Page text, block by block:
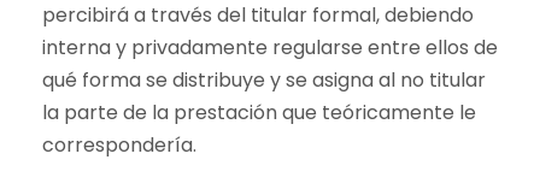
percibirá a través del titular formal, debiendo
interna y privadamente regularse entre ellos de
qué forma se distribuye y se asigna al no titular
la parte de la prestación que teóricamente le
correspondería.